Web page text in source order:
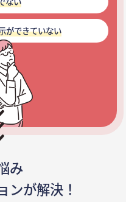
ができていない
み
ンが解決！